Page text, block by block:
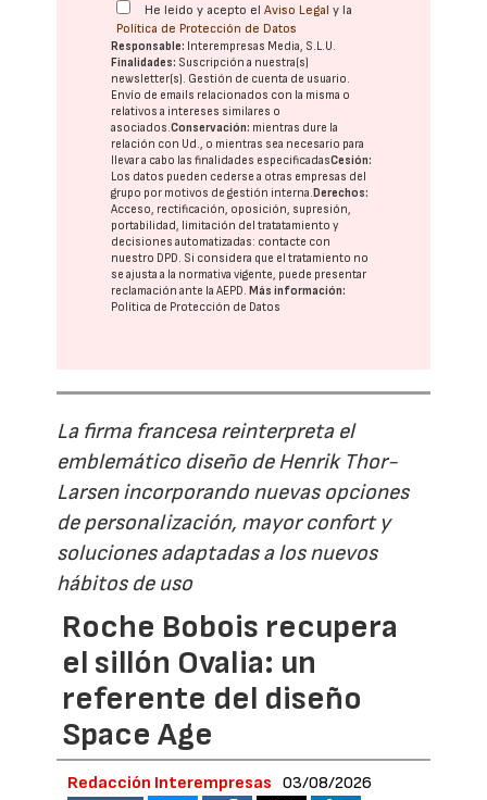
He leído y acepto elAviso Legal y la
Política de Protección de Datos
Responsable: Interempresas Media, S.L.U.
Finalidades: Suscripción a nuestra(s)
newsletter(s). Gestión de cuenta de usuario.
Envío de emails relacionados con la misma o
relativos a intereses similares o
asociados.Conservación: mientras dure la
relación con Ud., o mientras sea necesario para
llevar a cabo las finalidades especificadasCesión:
Los datos pueden cederse a otras empresas del
grupo por motivos de gestión interna.Derechos:
Acceso, rectificación, oposición, supresión,
portabilidad, limitación del tratatamiento y
decisiones automatizadas: contacte con
nuestro DPD . Si considera que el tratamiento no
se ajusta a la normativa vigente, puede presentar
reclamación ante laAEPD .Más información:
Política de Protección de Datos
La firma francesa reinterpreta el
emblemático diseño de Henrik Thor-
Larsen incorporando nuevas opciones
de personalización, mayor confort y
soluciones adaptadas a los nuevos
hábitos de uso
Roche Bobois recupera
el sillón Ovalia: un
referente del diseño
Space Age
Redacción Interempresas 03/08/2026